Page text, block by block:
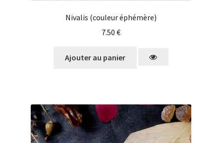
Nivalis (couleur éphémère)
7.50 €
Ajouter au panier